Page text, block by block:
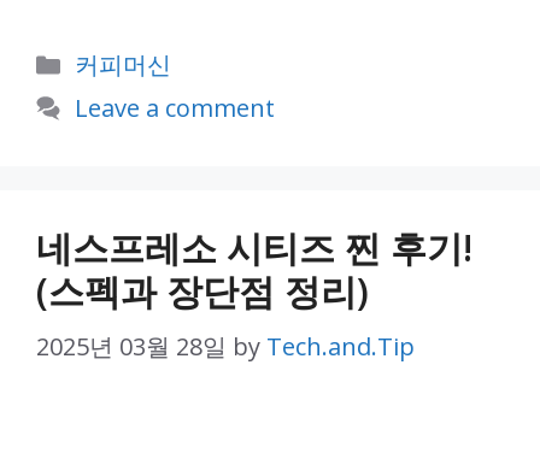
Categories
커피머신
Leave a comment
네스프레소 시티즈 찐 후기!
(스펙과 장단점 정리)
2025년 03월 28일 by Tech.and.Tip